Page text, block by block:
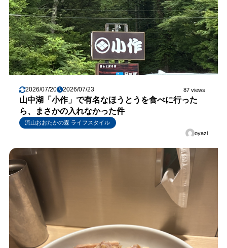
2026/07/20 2026/07/23 87 views
山中湖「小作」で有名なほうとうを食べに行った
ら、まさかの入れなかった件
流山おおたかの森 ライフスタイル
oyazi